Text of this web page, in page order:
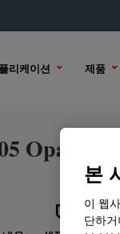
리케이션 제품
Opacifier
본
이 웹
단하